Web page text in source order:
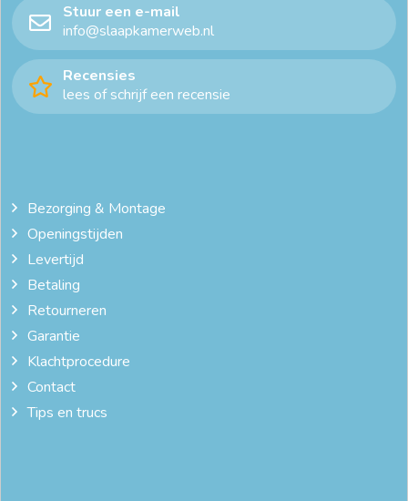
Stuur een e-mail
info@slaapkamerweb.nl
Recensies
lees of schrijf een recensie
Bezorging & Montage
Openingstijden
Levertijd
Betaling
Retourneren
Garantie
Klachtprocedure
Contact
Tips en trucs